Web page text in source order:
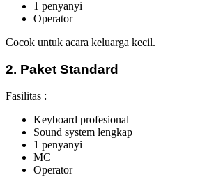
1 penyanyi
Operator
Cocok untuk acara keluarga kecil.
2. Paket Standard
Fasilitas :
Keyboard profesional
Sound system lengkap
1 penyanyi
MC
Operator